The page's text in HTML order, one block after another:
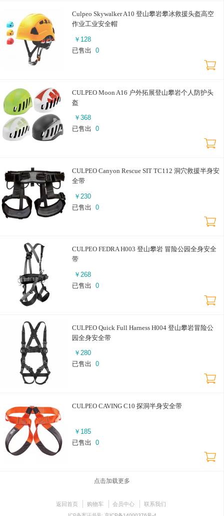
Culpeo Skywalker A10 登山攀岩攀冰救援头盔高空
作业工业安全帽
￥ 128
已售出
0
CULPEO Moon A16 户外拓展登山攀岩个人防护头
盔
￥ 368
已售出
0
CULPEO Canyon Rescue SIT TC112 洞穴救援半身安
全带
￥ 230
已售出
0
CULPEO FEDRA H003 登山攀岩 冒险公园全身安全
带
￥ 268
已售出
0
CULPEO Quick Full Harness H004 登山攀岩冒险公
园全身安全带
￥ 280
已售出
0
CULPEO CAVING C10 探洞半身安全带
￥ 185
已售出
0
点击加载更多
返回首页 购物车 会员中心 联系我们